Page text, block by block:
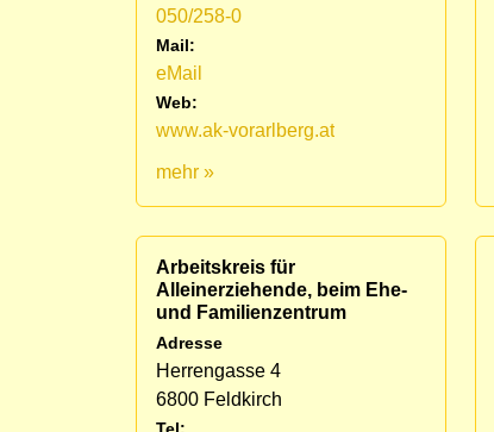
050/258-0
Mail:
eMail
Web:
www.ak-vorarlberg.at
mehr »
Arbeitskreis für
Alleinerziehende, beim Ehe-
und Familienzentrum
Adresse
Herrengasse 4
6800 Feldkirch